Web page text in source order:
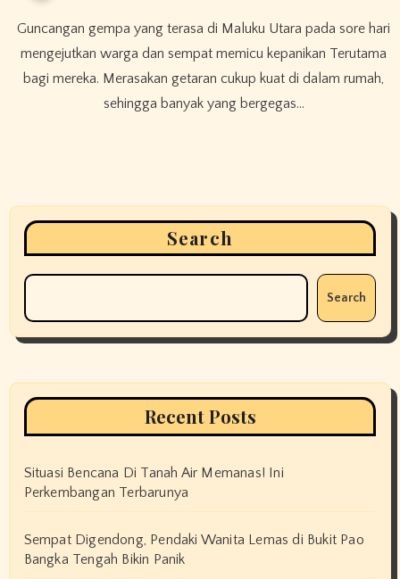
Guncangan gempa yang terasa di Maluku Utara pada sore hari
mengejutkan warga dan sempat memicu kepanikan Terutama
bagi mereka. Merasakan getaran cukup kuat di dalam rumah,
sehingga banyak yang bergegas…
Search
Search
Recent Posts
Situasi Bencana Di Tanah Air Memanas! Ini
Perkembangan Terbarunya
Sempat Digendong, Pendaki Wanita Lemas di Bukit Pao
Bangka Tengah Bikin Panik